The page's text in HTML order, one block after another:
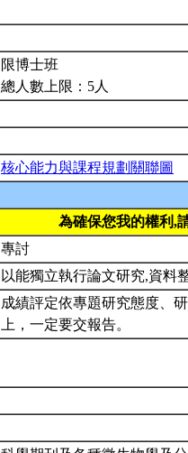
限博士班
總人數上限：5人
核心能力與課程規劃關聯圖
為確保您我的權利,
專討
以能獨立執行論文研究,資料
成績評定依專題研究態度、
上，一定要交報告。